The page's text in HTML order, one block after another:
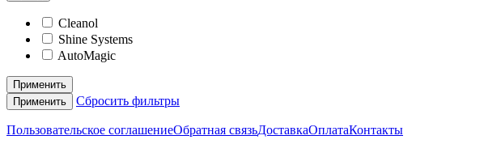
Cleanol
Shine Systems
AutoMagic
Применить
Применить
Сбросить фильтры
Пользовательское соглашениеОбратная связьДоставкаОплатаКонтакты